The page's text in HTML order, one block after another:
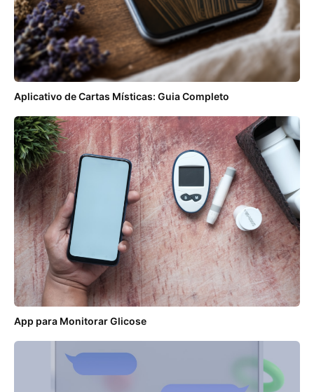
Aplicativo de Cartas Místicas: Guia Completo
App para Monitorar Glicose